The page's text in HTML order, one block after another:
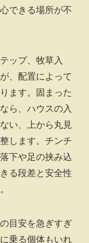
できる場所が不
ップ、牧草入
、配置によって
ます。固まった
ら、ハウスの入
い、上から丸見
します。チンチ
下や足の挟み込
る段差と安全性
目安を急ぎすぎ
乗る個体もいれ